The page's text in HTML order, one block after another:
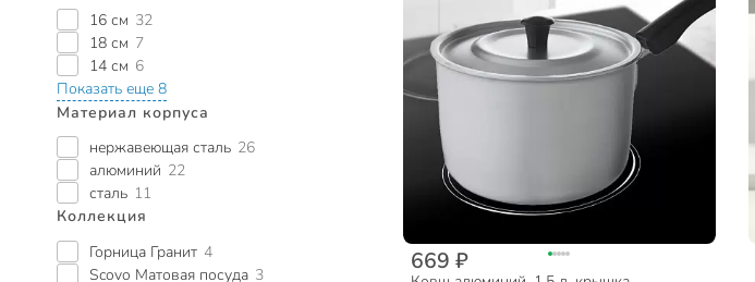
16 см 32
18 см 7
14 см 6
Показать еще 8
Материал корпуса
нержавеющая сталь 26
алюминий 22
сталь 11
Коллекция
Горница Гранит 4
Scovo Матовая посуда 3
669 ₽